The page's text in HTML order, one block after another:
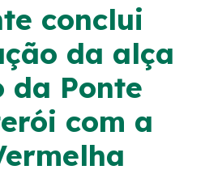
Ambiental
Integrada
conclui
da alça
da Ponte
com a